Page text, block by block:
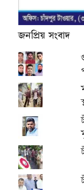
জনপ্রিয় সংবাদ